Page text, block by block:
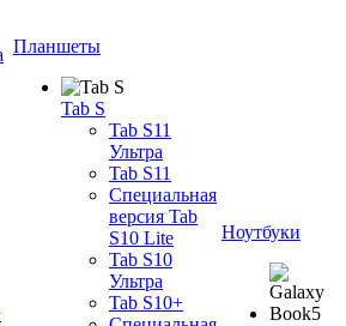
Планшеты
Tab S
Tab S11
Ультра
Tab S11
Специальная
версия Tab
S10 Lite
Tab S10
Ультра
Tab S10+
Ноутбуки